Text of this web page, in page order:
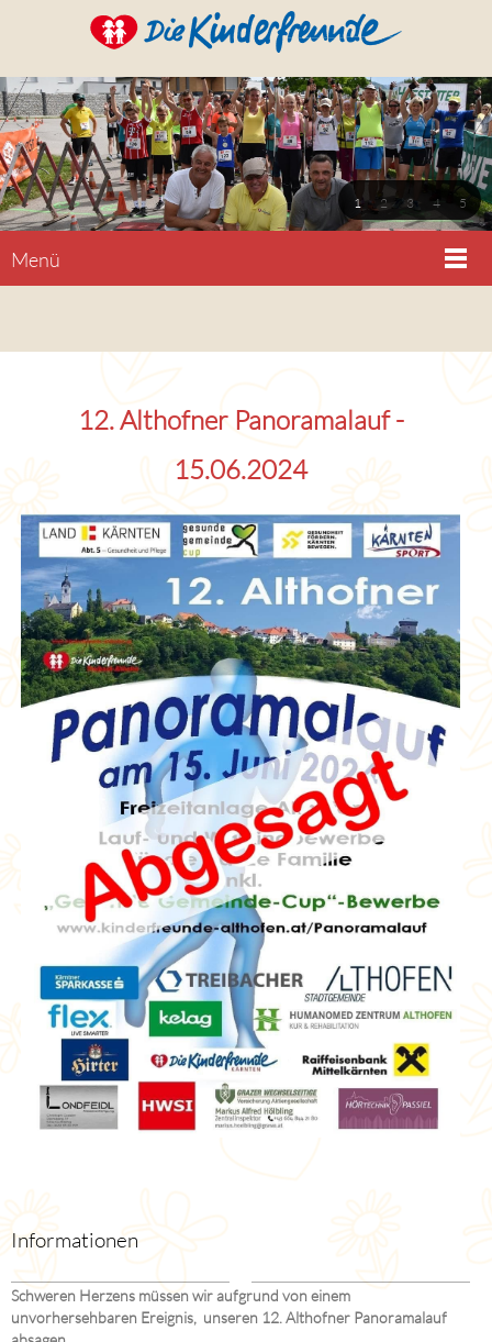
1 2 3 4 5
Menü
12. Althofner Panoramalauf -
15.06.2024
Informationen
Schweren Herzens müssen wir aufgrund von einem
unvorhersehbaren Ereignis, unseren 12. Althofner Panoramalauf